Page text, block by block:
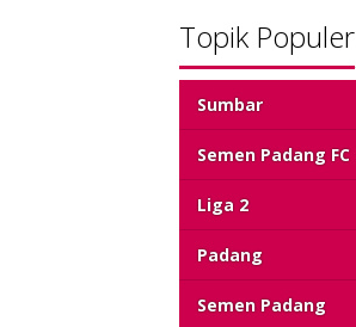
Topik Populer
Sumbar
Semen Padang FC
Liga 2
Padang
Semen Padang